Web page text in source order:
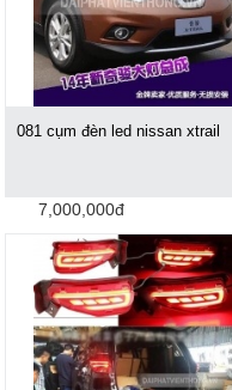
081 cụm đèn led nissan xtrail
7,000,000đ